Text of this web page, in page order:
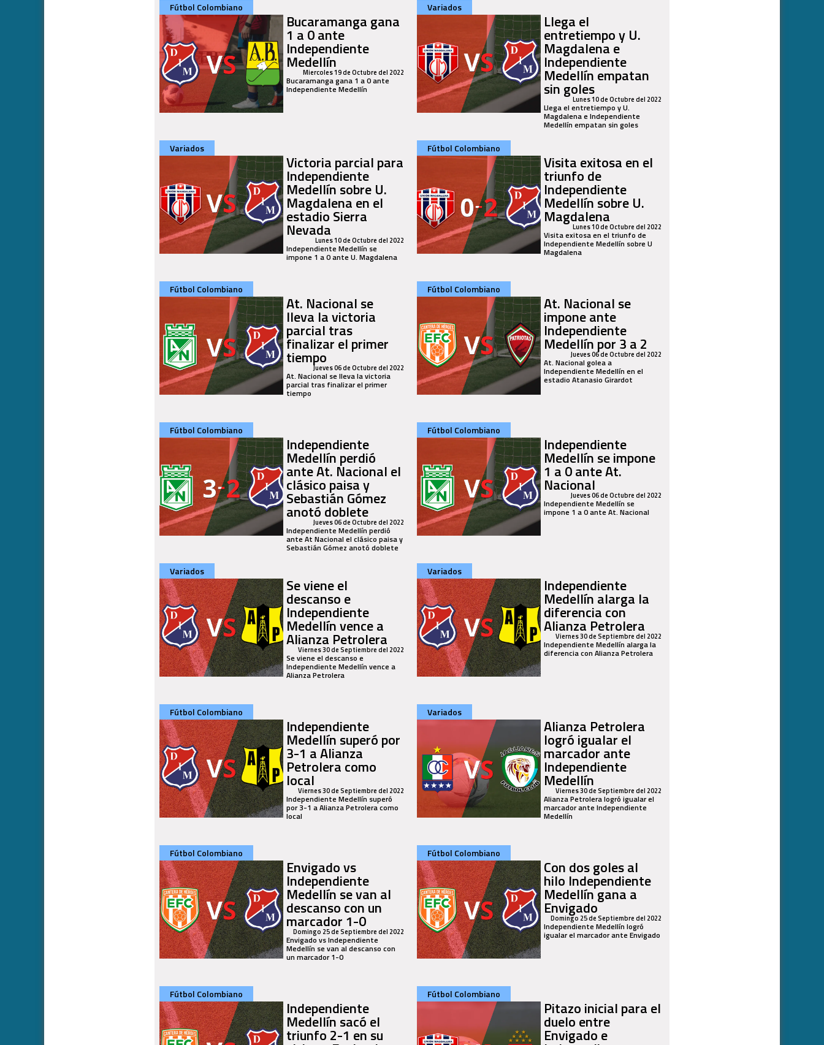
Fútbol Colombiano
Bucaramanga gana
1 a 0 ante
Independiente
Medellín
Miercoles 19 de Octubre del 2022
Bucaramanga gana 1 a 0 ante
Independiente Medellín
Variados
Llega el
entretiempo y U.
Magdalena e
Independiente
Medellín empatan
sin golesLunes 10 de Octubre del 2022
Llega el entretiempo y U.
Magdalena e Independiente
Medellín empatan sin goles
Variados
Victoria parcial para
Independiente
Medellín sobre U.
Magdalena en el
estadio Sierra
NevadaLunes 10 de Octubre del 2022
Independiente Medellín se
impone 1 a 0 ante U. Magdalena
Fútbol Colombiano
Visita exitosa en el
triunfo de
Independiente
Medellín sobre U.
Magdalena
Lunes 10 de Octubre del 2022
Visita exitosa en el triunfo de
Independiente Medellín sobre U
Magdalena
Fútbol Colombiano
At. Nacional se
lleva la victoria
parcial tras
finalizar el primer
tiempoJueves 06 de Octubre del 2022
At. Nacional se lleva la victoria
parcial tras finalizar el primer
tiempo
Fútbol Colombiano
At. Nacional se
impone ante
Independiente
Medellín por 3 a 2
Jueves 06 de Octubre del 2022
At. Nacional golea a
Independiente Medellín en el
estadio Atanasio Girardot
Fútbol Colombiano
Independiente
Medellín perdió
ante At. Nacional el
clásico paisa y
Sebastián Gómez
anotó doblete
Jueves 06 de Octubre del 2022
Independiente Medellín perdió
ante At Nacional el clásico paisa y
Sebastián Gómez anotó doblete
Fútbol Colombiano
Independiente
Medellín se impone
1 a 0 ante At.
NacionalJueves 06 de Octubre del 2022
Independiente Medellín se
impone 1 a 0 ante At. Nacional
Variados
Se viene el
descanso e
Independiente
Medellín vence a
Alianza Petrolera
Viernes 30 de Septiembre del 2022
Se viene el descanso e
Independiente Medellín vence a
Alianza Petrolera
Variados
Independiente
Medellín alarga la
diferencia con
Alianza Petrolera
Viernes 30 de Septiembre del 2022
Independiente Medellín alarga la
diferencia con Alianza Petrolera
Fútbol Colombiano
Independiente
Medellín superó por
3-1 a Alianza
Petrolera como
local
Viernes 30 de Septiembre del 2022
Independiente Medellín superó
por 3-1 a Alianza Petrolera como
local
Variados
Alianza Petrolera
logró igualar el
marcador ante
Independiente
Medellín
Viernes 30 de Septiembre del 2022
Alianza Petrolera logró igualar el
marcador ante Independiente
Medellín
Fútbol Colombiano
Envigado vs
Independiente
Medellín se van al
descanso con un
marcador 1-0
Domingo 25 de Septiembre del 2022
Envigado vs Independiente
Medellín se van al descanso con
un marcador 1-0
Fútbol Colombiano
Con dos goles al
hilo Independiente
Medellín gana a
Envigado
Domingo 25 de Septiembre del 2022
Independiente Medellín logró
igualar el marcador ante Envigado
Fútbol Colombiano
Independiente
Medellín sacó el
triunfo 2-1 en su
Fútbol Colombiano
Pitazo inicial para el
duelo entre
Envigado e